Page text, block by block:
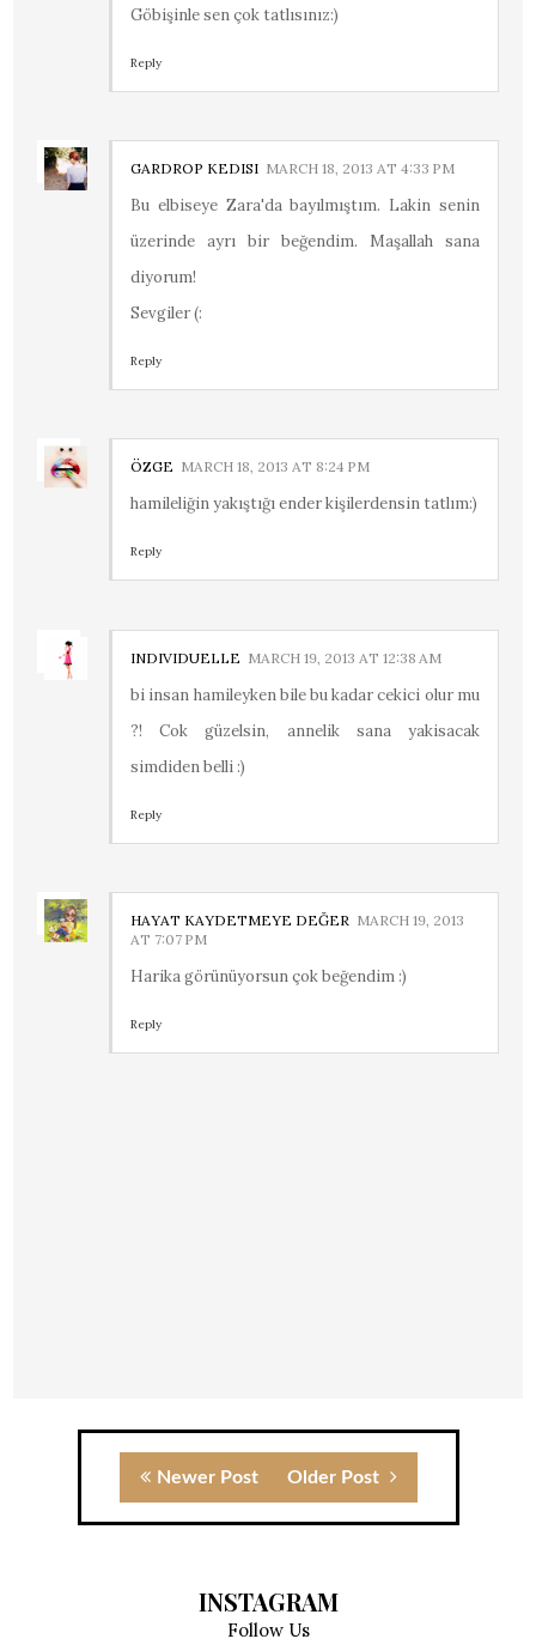
Göbişinle sen çok tatlısınız:)
Reply
GARDROP KEDISI MARCH 18, 2013 AT 4:33 PM
Bu elbiseye Zara'da bayılmıştım. Lakin senin
üzerinde ayrı bir beğendim. Maşallah sana
diyorum!
Sevgiler (:
Reply
ÖZGE MARCH 18, 2013 AT 8:24 PM
hamileliğin yakıştığı ender kişilerdensin tatlım:)
Reply
INDIVIDUELLE MARCH 19, 2013 AT 12:38 AM
bi insan hamileyken bile bu kadar cekici olur mu
?! Cok güzelsin, annelik sana yakisacak
simdiden belli :)
Reply
HAYAT KAYDETMEYE DEĞER MARCH 19, 2013
AT 7:07 PM
Harika görünüyorsun çok beğendim :)
Reply
Newer Post Older Post
INSTAGRAM
Follow Us